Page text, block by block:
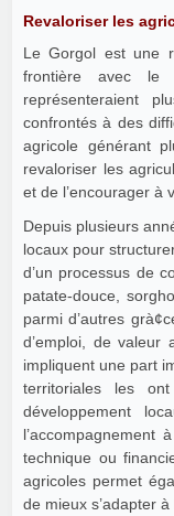
Revaloriser les
Le Gorgol est une
frontière avec
représenteraient
confrontés à des
agricole générant
revaloriser les
et de l’encourager à
Depuis plusieurs
locaux pour
d’un processus de
patate-douce,
parmi d’autres
d’emploi, de valeur
impliquent une part
territoriales les
développement
l’accompagnement
technique ou
agricoles permet
de mieux s’adapter